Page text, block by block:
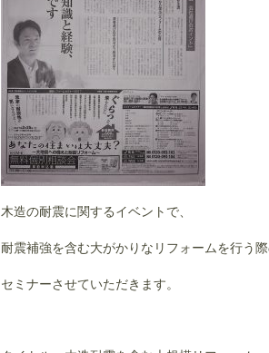
木造の耐震に関するイベントで、
耐震補強を含む大がかりなリフォームを行う
セミナーさせていただきます。